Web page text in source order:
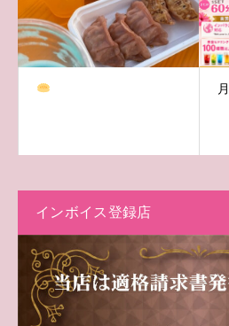
インボイス登録店